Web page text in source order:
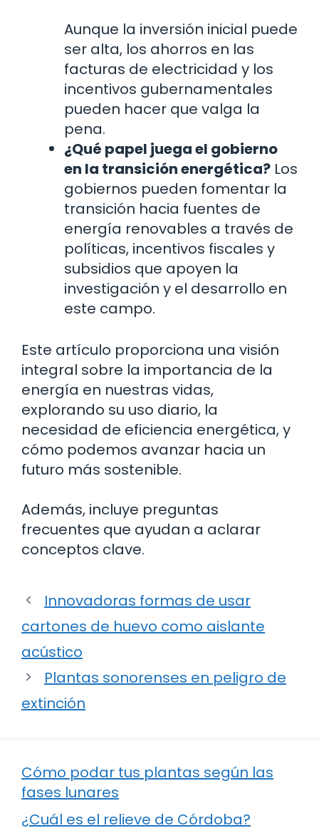
Aunque la inversión inicial puede
ser alta, los ahorros en las
facturas de electricidad y los
incentivos gubernamentales
pueden hacer que valga la
pena.
¿Qué papel juega el gobierno
en la transición energética? Los
gobiernos pueden fomentar la
transición hacia fuentes de
energía renovables a través de
políticas, incentivos fiscales y
subsidios que apoyen la
investigación y el desarrollo en
este campo.
Este artículo proporciona una visión
integral sobre la importancia de la
energía en nuestras vidas,
explorando su uso diario, la
necesidad de eficiencia energética, y
cómo podemos avanzar hacia un
futuro más sostenible.
Además, incluye preguntas
frecuentes que ayudan a aclarar
conceptos clave.
Innovadoras formas de usar
cartones de huevo como aislante
acústico
Plantas sonorenses en peligro de
extinción
Cómo podar tus plantas según las
fases lunares
¿Cuál es el relieve de Córdoba?